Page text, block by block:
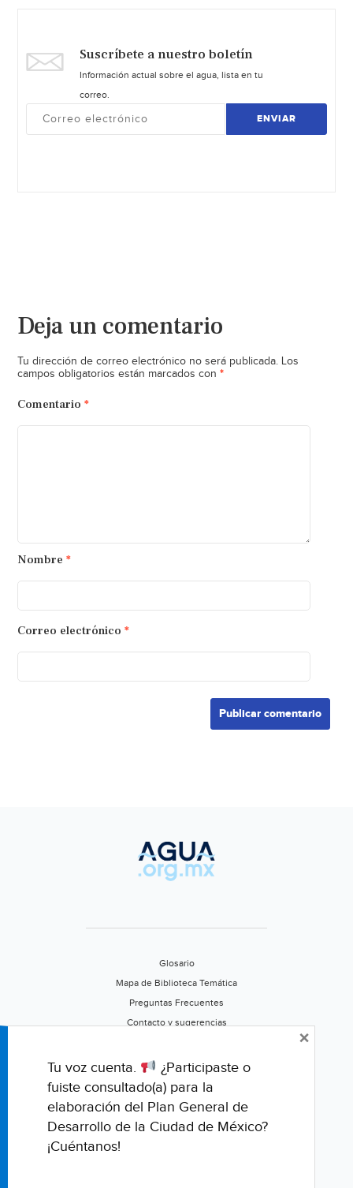
Suscríbete a nuestro boletín
Información actual sobre el agua, lista en tu
correo.
ENVIAR
Deja un comentario
Tu dirección de correo electrónico no será publicada. Los
campos obligatorios están marcados con *
Comentario *
Nombre *
Correo electrónico *
Glosario
Mapa de Biblioteca Temática
Preguntas Frecuentes
Contacto y sugerencias
Califica este portal
Tu voz cuenta.
¿Participaste o
fuiste consultado(a) para la
elaboración del Plan General de
Desarrollo de la Ciudad de México?
¡Cuéntanos!
×